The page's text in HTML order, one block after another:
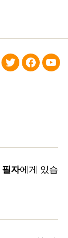
twitter
필자에게 있습